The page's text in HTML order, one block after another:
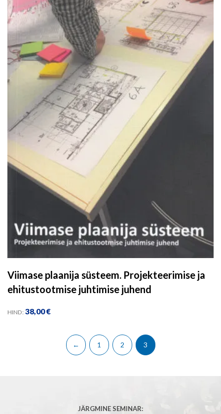
Viimase plaanija süsteem. Projekteerimise ja
ehitustootmise juhtimise juhend
HIND: 38,00€
← 1 2 3
JÄRGMINE SEMINAR: